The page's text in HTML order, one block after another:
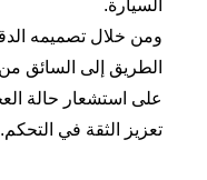
السيارة.
ومن خلال تصميمه
الطريق إلى السائق
على استشعار حالة
تعزيز الثقة في التحكم.